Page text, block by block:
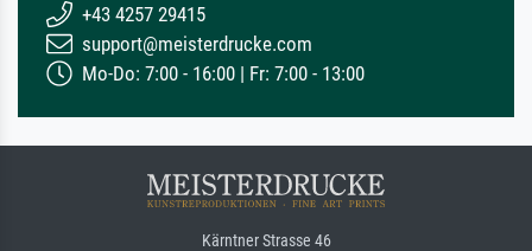
+43 4257 29415
support@meisterdrucke.com
Mo-Do: 7:00 - 16:00 | Fr: 7:00 - 13:00
Kärntner Strasse 46